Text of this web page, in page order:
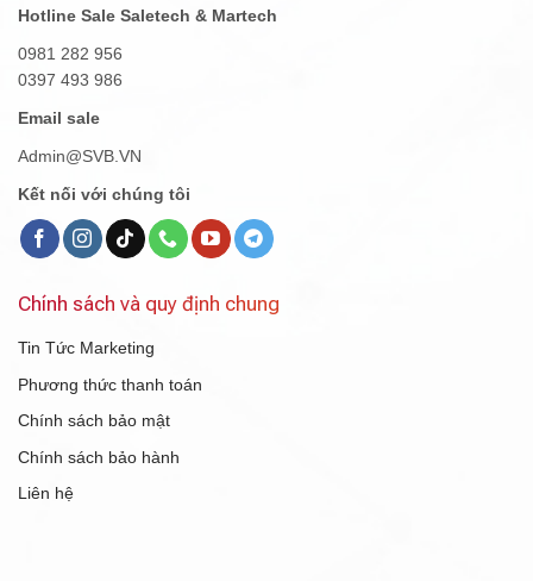
Hotline Sale Saletech & Martech
0981 282 956
0397 493 986
Email sale
Admin@SVB.VN
Kết nối với chúng tôi
Chính sách và quy định chung
Tin Tức Marketing
Phương thức thanh toán
Chính sách bảo mật
Chính sách bảo hành
Liên hệ